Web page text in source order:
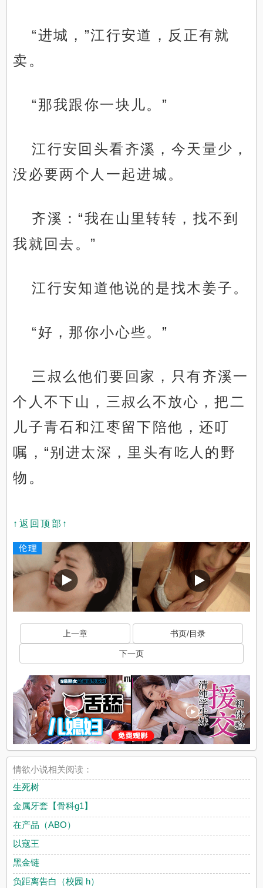
“进城，”江行安道，反正有就
卖。
“那我跟你一块儿。”
江行安回头看齐溪，今天量少，
没必要两个人一起进城。
齐溪：“我在山里转转，找不到
我就回去。”
江行安知道他说的是找木姜子。
“好，那你小心些。”
三叔么他们要回家，只有齐溪一
个人不下山，三叔么不放心，把二
儿子青石和江枣留下陪他，还叮
嘱，“别进太深，里头有吃人的野
物。
↑返回顶部↑
上一章 书页/目录
下一页
情欲小说相关阅读：
生死树
金属牙套【骨科g1】
在产品（ABO）
以寇王
黑金链
负距离告白（校园 h）